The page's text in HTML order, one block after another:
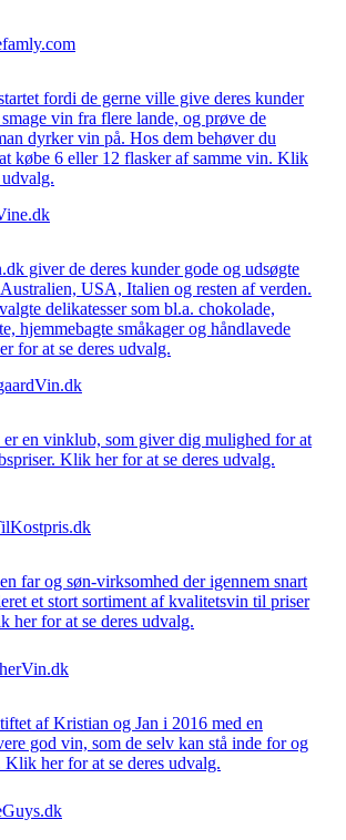
fordi de gerne ville give deres kunder
vin fra flere lande, og prøve de
dyrker vin på. Hos dem behøver du
købe 6 eller 12 flasker af samme vin. Klik
giver de deres kunder gode og udsøgte
USA, Italien og resten af verden.
delikatesser som bl.a. chokolade,
hjemmebagte småkager og håndlavede
for at se deres udvalg.
en vinklub, som giver dig mulighed for at
Klik her for at se deres udvalg.
far og søn-virksomhed der igennem snart
et stort sortiment af kvalitetsvin til priser
her for at se deres udvalg.
af Kristian og Jan i 2016 med en
god vin, som de selv kan stå inde for og
her for at se deres udvalg.